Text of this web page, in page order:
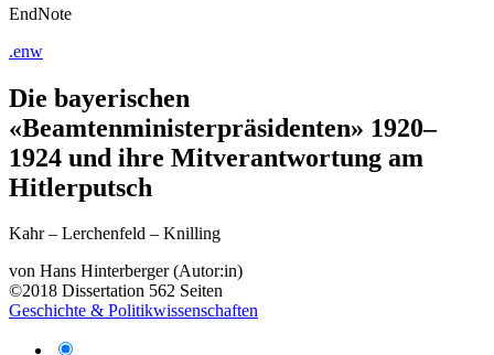
EndNote
.enw
Die bayerischen
«Beamtenministerpräsidenten» 1920–
1924 und ihre Mitverantwortung am
Hitlerputsch
Kahr – Lerchenfeld – Knilling
von Hans Hinterberger (Autor:in)
©2018 Dissertation 562 Seiten
Geschichte & Politikwissenschaften